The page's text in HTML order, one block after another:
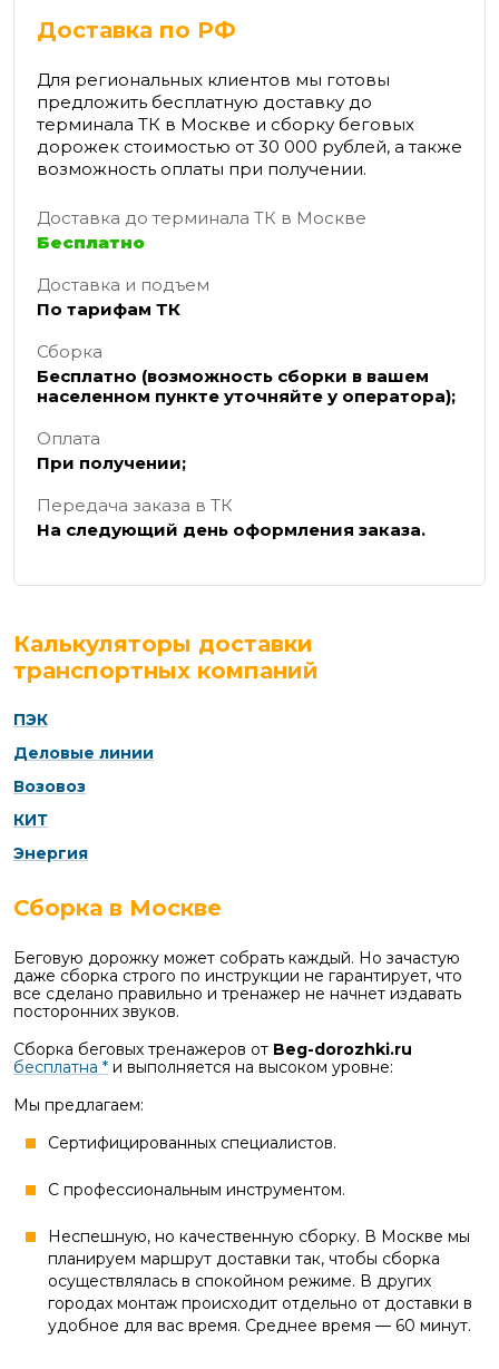
Доставка по РФ
Для региональных клиентов мы готовы
предложить бесплатную доставку до
терминала ТК в Москве и сборку беговых
дорожек стоимостью от 30 000 рублей, а также
возможность оплаты при получении.
Доставка до терминала ТК в Москве
Бесплатно
Доставка и подъем
По тарифам ТК
Сборка
Бесплатно (возможность сборки в вашем
населенном пункте уточняйте у оператора);
Оплата
При получении;
Передача заказа в ТК
На следующий день оформления заказа.
Калькуляторы доставки
транспортных компаний
ПЭК
Деловые линии
Возовоз
КИТ
Энергия
Сборка в Москве
Беговую дорожку может собрать каждый. Но зачастую
даже сборка строго по инструкции не гарантирует, что
все сделано правильно и тренажер не начнет издавать
посторонних звуков.
Сборка беговых тренажеров от Beg-dorozhki.ru
бесплатна * и выполняется на высоком уровне:
Мы предлагаем:
Сертифицированных специалистов.
С профессиональным инструментом.
Неспешную, но качественную сборку. В Москве мы
планируем маршрут доставки так, чтобы сборка
осуществлялась в спокойном режиме. В других
городах монтаж происходит отдельно от доставки в
удобное для вас время. Среднее время — 60 минут.